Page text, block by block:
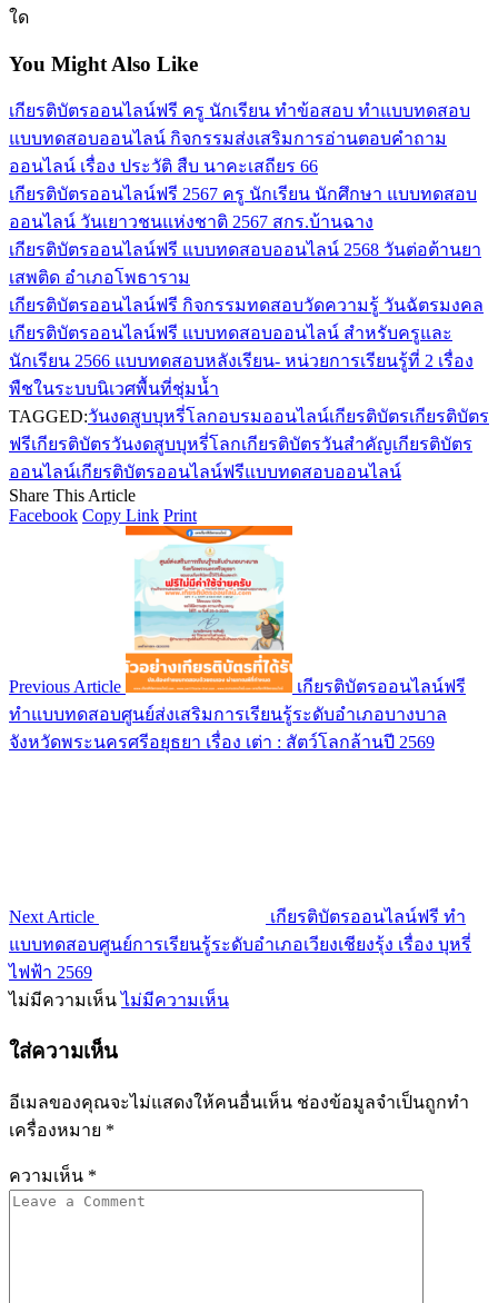
ใด
You Might Also Like
เกียรติบัตรออนไลน์ฟรี ครู นักเรียน ทำข้อสอบ ทำแบบทดสอบ
แบบทดสอบออนไลน์ กิจกรรมส่งเสริมการอ่านตอบคำถาม
ออนไลน์ เรื่อง ประวัติ สืบ นาคะเสถียร 66
เกียรติบัตรออนไลน์ฟรี 2567 ครู นักเรียน นักศึกษา แบบทดสอบ
ออนไลน์ วันเยาวชนแห่งชาติ 2567 สกร.บ้านฉาง
เกียรติบัตรออนไลน์ฟรี แบบทดสอบออนไลน์ 2568 วันต่อต้านยา
เสพติด อำเภอโพธาราม
เกียรติบัตรออนไลน์ฟรี กิจกรรมทดสอบวัดความรู้ วันฉัตรมงคล
เกียรติบัตรออนไลน์ฟรี แบบทดสอบออนไลน์ สำหรับครูและ
นักเรียน 2566 แบบทดสอบหลังเรียน- หน่วยการเรียนรู้ที่ 2 เรื่อง
พืชในระบบนิเวศพื้นที่ชุ่มน้ำ
TAGGED:วันงดสูบบุหรี่โลกอบรมออนไลน์เกียรติบัตรเกียรติบัตร
ฟรีเกียรติบัตรวันงดสูบบุหรี่โลกเกียรติบัตรวันสำคัญเกียรติบัตร
ออนไลน์เกียรติบัตรออนไลน์ฟรีแบบทดสอบออนไลน์
Share This Article
Facebook Copy Link Print
Previous Article
เกียรติบัตรออนไลน์ฟรี
ทำแบบทดสอบศูนย์ส่งเสริมการเรียนรู้ระดับอำเภอบางบาล
จังหวัดพระนครศรีอยุธยา เรื่อง เต่า : สัตว์โลกล้านปี 2569
Next Article
เกียรติบัตรออนไลน์ฟรี ทำ
แบบทดสอบศูนย์การเรียนรู้ระดับอำเภอเวียงเชียงรุ้ง เรื่อง บุหรี่
ไฟฟ้า 2569
ไม่มีความเห็น ไม่มีความเห็น
ใส่ความเห็น
อีเมลของคุณจะไม่แสดงให้คนอื่นเห็น ช่องข้อมูลจำเป็นถูกทำ
เครื่องหมาย *
ความเห็น *